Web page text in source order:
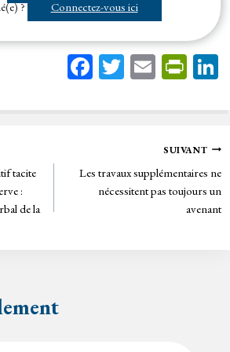
?
Connectez-vous ici
Fa
bo
T
tt
E
ail
Pr
tF
rie
n
dl
y
tacite
:
de la
SUIVANT
Les travaux supplémentaires ne
nécessitent pas toujours un
avenant